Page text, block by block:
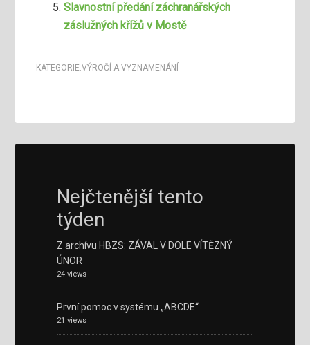
Slavnostní předání záchranářských
záslužných křížů v Mostě
KATEGORIE:VÝROČÍ A VYZNAMENÁNÍ
Nejčtenější tento
týden
Z archívu HBZS: ZÁVAL V DOLE VÍTĚZNÝ
ÚNOR
24 views
První pomoc v systému „ABCDE“
21 views